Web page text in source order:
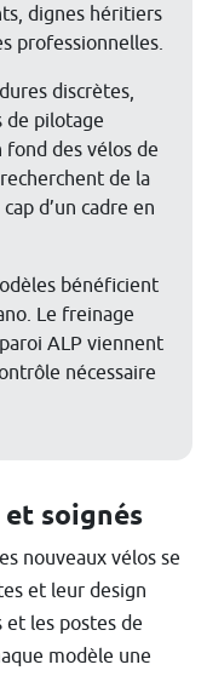
dignes héritiers
professionnelles.
discrètes,
de pilotage
des vélos de
de la
d’un cadre en
bénéficient
Le freinage
ALP viennent
nécessaire
soignés
nouveaux vélos se
et leur design
et les postes de
modèle une